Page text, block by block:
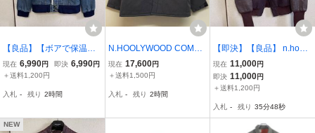
【良品】【ボアで保温性
良好】 n.hoolywood × LE
E ミスターハリウッド エ
DER ストームライダー ボ
現在 6,990円 即決 6,990円
＋送料1,200円
入札 - 残り 2時間
N.HOOLYWOOD COMPIL
E DICKIES PUFFER BLO
USON CHARCOAL エヌ
パッファー ブルゾン 225
現在 17,600円
＋送料1,500円
入札 - 残り 2時間
【即決】【良品】 n.hooly
wood ミスターハリウッ
ド エヌハリウッド STADI
UM JACKET ライダース
ルゾン Burgundy
現在 11,000円
即決 11,000円
＋送料1,200円
入札 - 残り 35分47秒
NEW